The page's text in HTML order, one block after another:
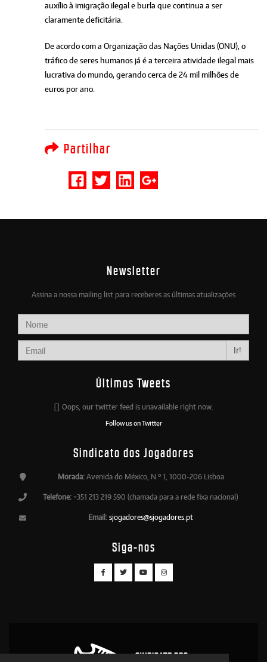
auxílio à imigração ilegal e burla que continua a ser
claramente deficitária.
De acordo com a Organização das Nações Unidas (ONU), o
tráfico de seres humanos já é a terceira atividade ilegal mais
lucrativa do mundo, gerando cerca de 24 mil milhões de
euros por ano.
Partilhar
Newsletter
Assina a nossa mailing list para receberes as últimas atualizações
Ir!
Últimos Tweets
Oops, our twitter feed is unavailable right now.
Follow us on Twitter
Sindicato dos Jogadores
Morada:Avenida do México, N.º 1, 1000-206 Lisboa
Telefone: +351 213 219 590 (chamada para a rede fixa nacional)
Email: sjogadores@sjogadores.pt
Siga-nos